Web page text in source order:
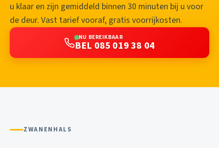
u klaar en zijn gemiddeld binnen 30 minuten bij u voor
de deur. Vast tarief vooraf, gratis voorrijkosten.
NU BEREIKBAAR
BEL 085 019 38 04
ZWANENHALS